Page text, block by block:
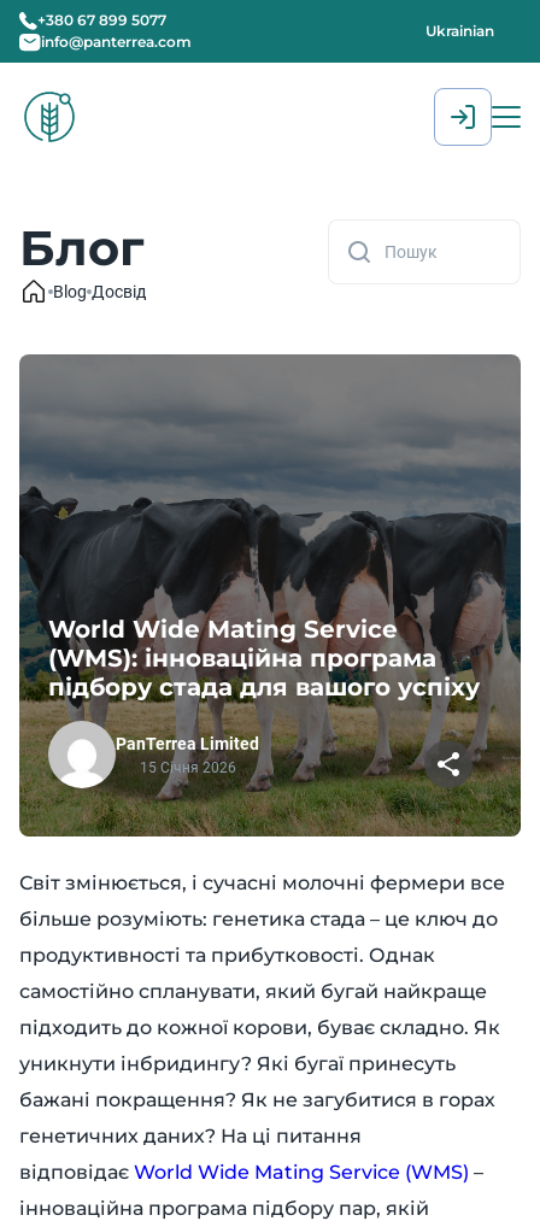
+380 67 899 5077
info@panterrea.com
Ukrainian
Блог
Blog Досвід
World Wide Mating Service
(WMS): інноваційна програма
підбору стада для вашого успіху
PanTerrea Limited
15 Січня 2026
Світ змінюється, і сучасні молочні фермери все
більше розуміють: генетика стада – це ключ до
продуктивності та прибутковості. Однак
самостійно спланувати, який бугай найкраще
підходить до кожної корови, буває складно. Як
уникнути інбридингу? Які бугаї принесуть
бажані покращення? Як не загубитися в горах
генетичних даних? На ці питання
відповідає World Wide Mating Service (WMS) –
інноваційна програма підбору пар, якій